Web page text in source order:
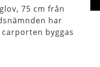
75 cm från
har
byggas